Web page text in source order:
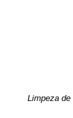
Limpeza